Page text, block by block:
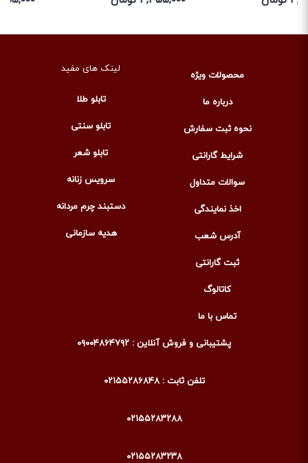
محصولات ویژه
درباره ما
نحوه ثبت سفارش
شرایط گارانتی
سوالات متداول
اخذ نمایندگی
آدرس شعب
ثبت گارانتی
کاتالوگ
تماس با ما
لینک های مفید
تابلو طلا
تابلو سنتی
تابلو شعر
سرویس زنانه
دستبند چرم مردانه
هدیه سازمانی
پشتیبانی و فروش آنلاین : ۰۹۰۰۴۸۶۴۷۹۲
تلفن ثابت : ۰۲۱۵۵۲۸۶۸۴۸
۰۲۱۵۵۲۸۳۲۸۸
۰۲۱۵۵۲۸۳۲۳۸